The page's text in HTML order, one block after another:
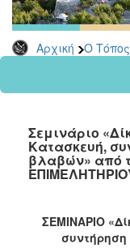
Αρχική Ο
Αρχείο
2026
2024
2022
2021
2019
2018
Σεμινάριο
Κατασκευή,
βλαβών» από
ΣΕΜΙΝΑΡΙΟ